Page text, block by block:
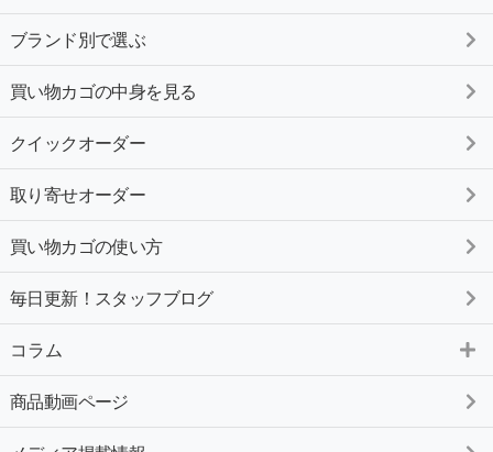
ブランド別で選ぶ
買い物カゴの中身を見る
クイックオーダー
取り寄せオーダー
買い物カゴの使い方
毎日更新！スタッフブログ
コラム
商品動画ページ